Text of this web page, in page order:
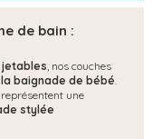
de bain :
jetables, nos couches
baignade de bébé.
une
stylée